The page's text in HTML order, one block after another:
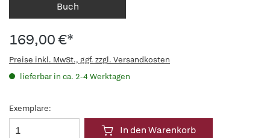
Buch
169,00 €*
Preise inkl. MwSt., ggf. zzgl. Versandkosten
lieferbar in ca. 2-4 Werktagen
Exemplare:
In den Warenkorb